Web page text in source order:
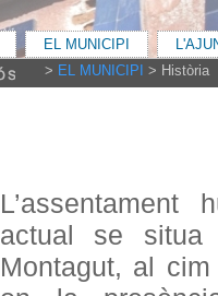
EL MUNICIPI
> EL MUNICIPI > Història
actual se
Montagut, al